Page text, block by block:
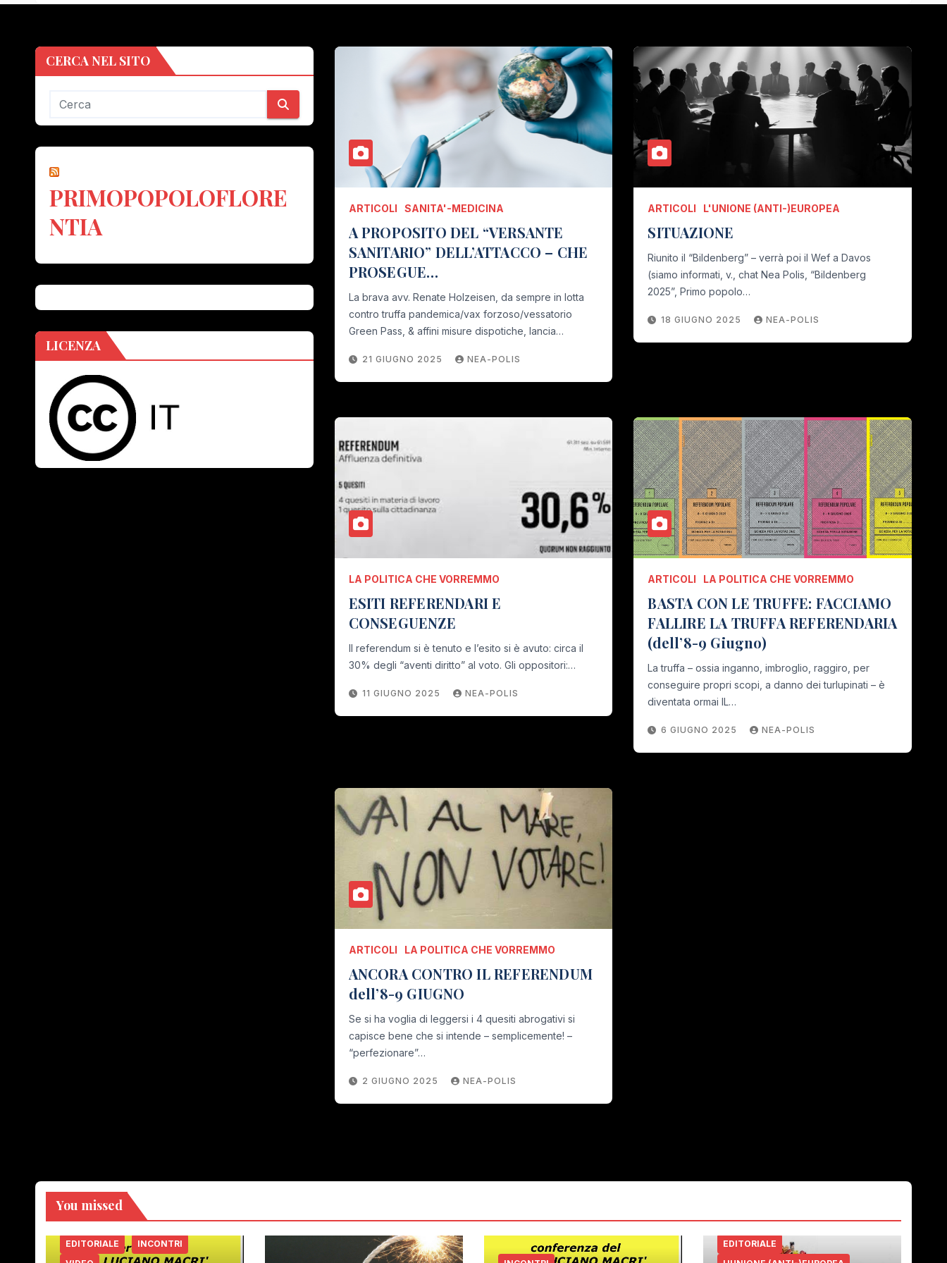
CERCA NEL SITO
PRIMOPOPOLOFLORE
NTIA
LICENZA
ARTICOLI SANITA'-MEDICINA
A PROPOSITO DEL “VERSANTE
SANITARIO” DELL’ATTACCO – CHE
PROSEGUE…
La brava avv. Renate Holzeisen, da sempre in lotta
contro truffa pandemica/vax forzoso/vessatorio
Green Pass, & affini misure dispotiche, lancia…
21 GIUGNO 2025 NEA-POLIS
ARTICOLI L'UNIONE (ANTI-)EUROPEA
SITUAZIONE
Riunito il “Bildenberg” – verrà poi il Wef a Davos
(siamo informati, v., chat Nea Polis, “Bildenberg
2025”, Primo popolo…
18 GIUGNO 2025 NEA-POLIS
LA POLITICA CHE VORREMMO
ESITI REFERENDARI E
CONSEGUENZE
Il referendum si è tenuto e l’esito si è avuto: circa il
30% degli “aventi diritto” al voto. Gli oppositori:…
11 GIUGNO 2025 NEA-POLIS
ARTICOLI LA POLITICA CHE VORREMMO
BASTA CON LE TRUFFE: FACCIAMO
FALLIRE LA TRUFFA REFERENDARIA
(dell’8-9 Giugno)
La truffa – ossia inganno, imbroglio, raggiro, per
conseguire propri scopi, a danno dei turlupinati – è
diventata ormai IL…
6 GIUGNO 2025 NEA-POLIS
ARTICOLI LA POLITICA CHE VORREMMO
ANCORA CONTRO IL REFERENDUM
dell’8-9 GIUGNO
Se si ha voglia di leggersi i 4 quesiti abrogativi si
capisce bene che si intende – semplicemente! –
“perfezionare”…
2 GIUGNO 2025 NEA-POLIS
You missed
EDITORIALE
INCONTRI
EDITORIALE